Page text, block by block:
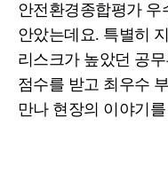
안전환경종합평가 우
안았는데요. 특별히
리스크가 높았던 공
점수를 받고 최우수
만나 현장의 이야기